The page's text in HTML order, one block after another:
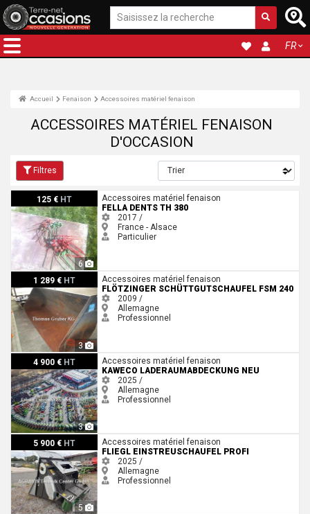
FR
Accueil Fenaison Accessoires matériel fenaison
ACCESSOIRES MATÉRIEL FENAISON
D'OCCASION
Filtres
125 € HT
6
Fella Dents TH 380
Accessoires matériel fenaison
FELLA DENTS TH 380
2017 /
France - Alsace
Particulier
1 289 € HT
3
Flötzinger Schüttgutschaufel FSM 240Accessoires matériel fenaison
FLÖTZINGER SCHÜTTGUTSCHAUFEL FSM 240
2009 /
Allemagne
Professionnel
4 900 € HT
3
Kaweco Laderaumabdeckung NEUAccessoires matériel fenaison
KAWECO LADERAUMABDECKUNG NEU
2025 /
Allemagne
Professionnel
5 900 € HT
5
Fliegl EINSTREUSCHAUFEL PROFIAccessoires matériel fenaison
FLIEGL EINSTREUSCHAUFEL PROFI
2025 /
Allemagne
Professionnel